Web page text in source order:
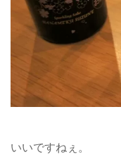
いいですねぇ。